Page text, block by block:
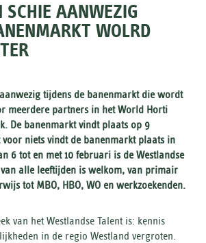
SCHIE AANWEZIG
WOLRD
tijdens de banenmarkt die wordt
meerdere partners in het World Horti
De banenmarkt vindt plaats op 9
niets vindt de banenmarkt plaats in
6 tot en met 10 februari is de Westlandse
van alle leeftijden is welkom, van primair
tot MBO, HBO, WO en werkzoekenden.
van het Westlandse Talent is: kennis
in de regio Westland vergroten.